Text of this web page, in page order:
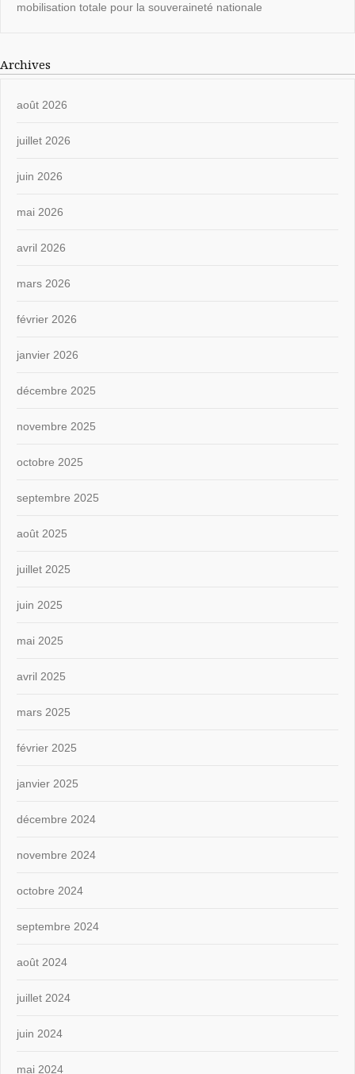
mobilisation totale pour la souveraineté nationale
Archives
août 2026
juillet 2026
juin 2026
mai 2026
avril 2026
mars 2026
février 2026
janvier 2026
décembre 2025
novembre 2025
octobre 2025
septembre 2025
août 2025
juillet 2025
juin 2025
mai 2025
avril 2025
mars 2025
février 2025
janvier 2025
décembre 2024
novembre 2024
octobre 2024
septembre 2024
août 2024
juillet 2024
juin 2024
mai 2024